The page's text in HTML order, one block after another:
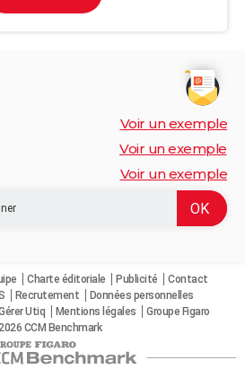
Voir un exemple
Voir un exemple
Voir un exemple
Charte éditoriale Publicité
Contact
Recrutement
Données personnelles
Utiq Mentions légales
Groupe Figaro
CCM Benchmark